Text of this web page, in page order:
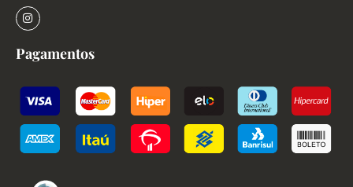
Pagamentos